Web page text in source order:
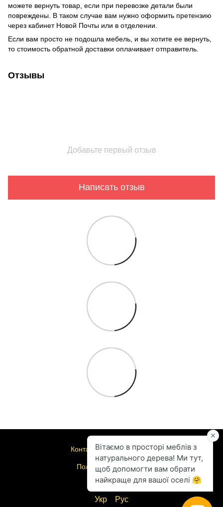
можете вернуть товар, если при перевозке детали были
повреждены. В таком случае вам нужно оформить претензию
через кабинет Новой Почты или в отделении.
Если вам просто не подошла мебель, и вы хотите ее вернуть,
то стоимость обратной доставки оплачивает отправитель.
Отзывы
Добавьте первый отзыв
Написать отзыв
Контактная информация
Полная версия сайта
© 2004-2026
Укр Рус